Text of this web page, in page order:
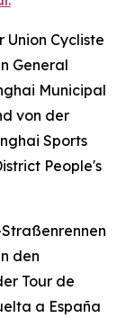
Union Cycliste
General
Municipal
von der
Sports
People's
den
Tour de
a España